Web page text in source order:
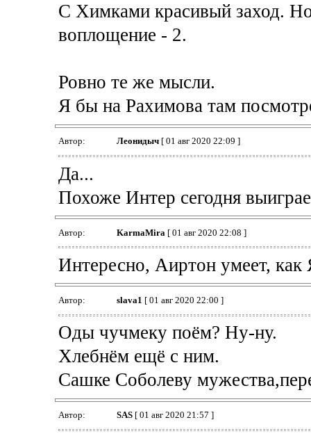
С Химками красивый заход.
воплощение - 2.
Ровно те же мысли.
Я бы на Рахимова там
Автор: Леонидыч[ 01 авг 2020 22:09 ]
Да...
Похоже Интер сегодня
Автор: KarmaMira [ 01 авг 2020 22:08 ]
Интересно, Аиртон умеет, как
Автор: slava1 [ 01 авг 2020 22:00 ]
Оды чучмеку поём? Ну-ну.
Хлебнём ещё с ним.
Сашке Соболеву
Автор: SAS[ 01 авг 2020 21:57 ]